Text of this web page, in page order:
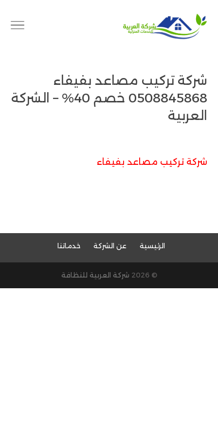
شركة تركيب مصاعد بفيفاء
0508845868 خصم 40% – الشركة
العربية
شركة تركيب مصاعد بفيفاء
الرئيسية عن الشركة خدماتنا
© 2026 شركة العربية للنظافة